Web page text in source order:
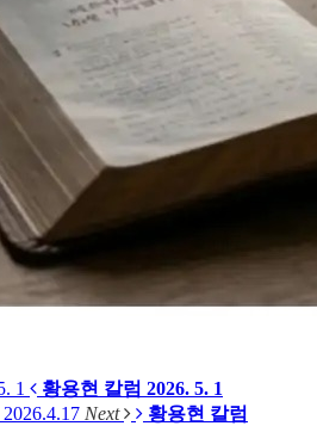
1
황용현 칼럼 2026. 5. 1
Next
황용현 칼럼